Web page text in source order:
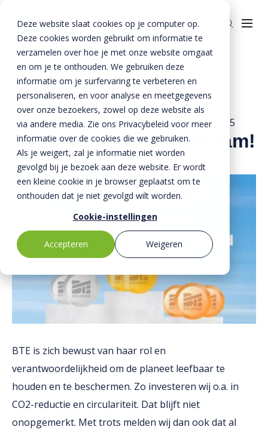
Deze website slaat cookies op je computer op.
Deze cookies worden gebruikt om informatie te
verzamelen over hoe je met onze website omgaat
en om je te onthouden. We gebruiken deze
informatie om je surfervaring te verbeteren en
personaliseren, en voor analyse en meetgegevens
over onze bezoekers, zowel op deze website als
via andere media. Zie ons Privacybeleid voor meer
informatie over de cookies die we gebruiken.
Als je weigert, zal je informatie niet worden
gevolgd bij je bezoek aan deze website. Er wordt
een kleine cookie in je browser geplaatst om te
onthouden dat je niet gevolgd wilt worden.
Cookie-instellingen
Accepteren Weigeren
Downloads
Werken bij
Over ons
Over ons
BTE-bedrijven
Historie
Nieuws & Media
Veiligheid
Duurzaamheid
Kennis
Innovatie
Invie (CIRRCON)
Invie (CIRRCON)
Invie nieuws
Kwaliteit
Contact
Home » BTE - Nieuws & Media » Wij produceren duurzaam!
10 oktober 2018 - Bijgewerkt op9 december 2025
Wij produceren duurzaam!
BTE is zich bewust van haar rol en
verantwoordelijkheid om de planeet leefbaar te
houden en te beschermen. Zo investeren wij o.a. in
CO2-reductie en circulariteit. Dat blijft niet
onopgemerkt. Met trots melden wij dan ook dat al